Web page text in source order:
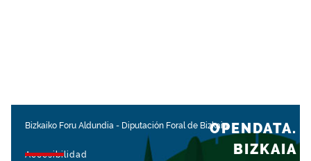
Bizkaiko Foru Aldundia - Diputación Foral de Bizkaia
Accesibilidad
OPENDATA.
BIZKAIA